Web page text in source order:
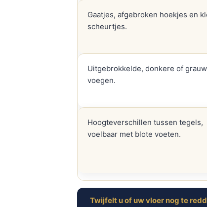
Gaatjes, afgebroken hoekjes en
scheurtjes.
Uitgebrokkelde, donkere of
voegen.
Hoogteverschillen tussen tegels,
voelbaar met blote voeten.
Twijfelt u of uw vloer nog te